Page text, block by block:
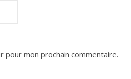
pour mon prochain commentaire.